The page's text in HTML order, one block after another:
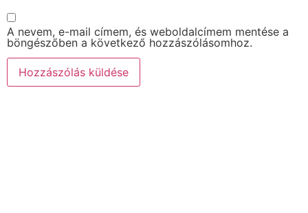
A nevem, e-mail címem, és weboldalcímem mentése a
böngészőben a következő hozzászólásomhoz.